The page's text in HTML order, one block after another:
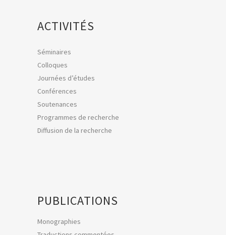
ACTIVITÉS
Séminaires
Colloques
Journées d’études
Conférences
Soutenances
Programmes de recherche
Diffusion de la recherche
PUBLICATIONS
Monographies